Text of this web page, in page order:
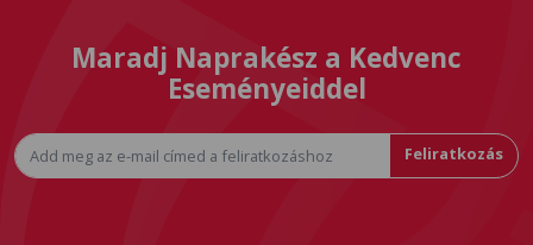
Maradj Naprakész a Kedvenc
Eseményeiddel
Feliratkozás